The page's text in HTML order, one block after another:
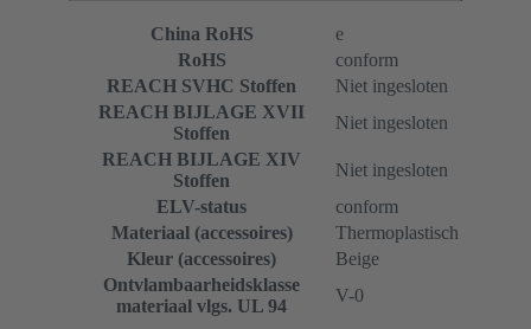
China RoHS
e
RoHS
conform
REACH SVHC Stoffen
Niet ingesloten
REACH BIJLAGE XVII
Stoffen
Niet ingesloten
REACH BIJLAGE XIV
Stoffen
Niet ingesloten
ELV-status
conform
Materiaal (accessoires)
Thermoplastisch
Kleur (accessoires)
Beige
Ontvlambaarheidsklasse
materiaal vlgs. UL 94
V-0